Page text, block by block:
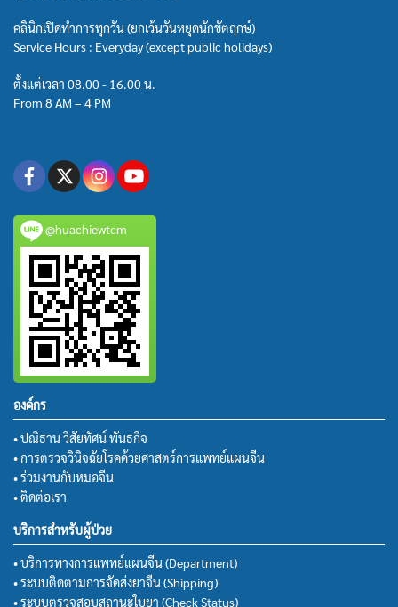
คลินิกเปิดทำการทุกวัน (ยกเว้นวันหยุดนักขัตฤกษ์)
Service Hours : Everyday (except public holidays)
ตั้งแต่เวลา 08.00 - 16.00 น.
From 8 AM – 4 PM
@huachiewtcm
องค์กร
• ปณิธาน วิสัยทัศน์ พันธกิจ
• การตรวจวินิจฉัยโรคด้วยศาสตร์การแพทย์แผนจีน
• ร่วมงานกับหมอจีน
• ติดต่อเรา
บริการสำหรับผู้ป่วย
• บริการทางการแพทย์แผนจีน (Department)
• ระบบติดตามการจัดส่งยาจีน (Shipping)
• ระบบตรวจสอบสถานะใบยา (Check Status)